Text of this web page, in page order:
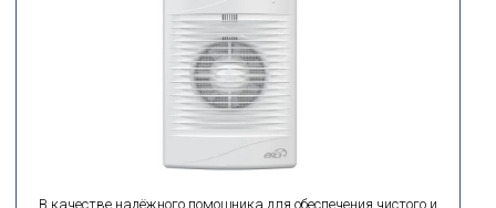
В качестве надёжного помощника для обеспечения чистого и